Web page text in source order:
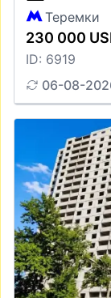
Теремки
230 000
ID: 6919
06-08-